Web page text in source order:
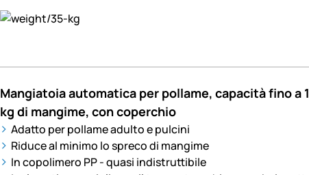
Mangiatoia automatica per pollame, capacità fino a 1
kg di mangime, con coperchio
Adatto per pollame adulto e pulcini
Riduce al minimo lo spreco di mangime
In copolimero PP - quasi indistruttibile